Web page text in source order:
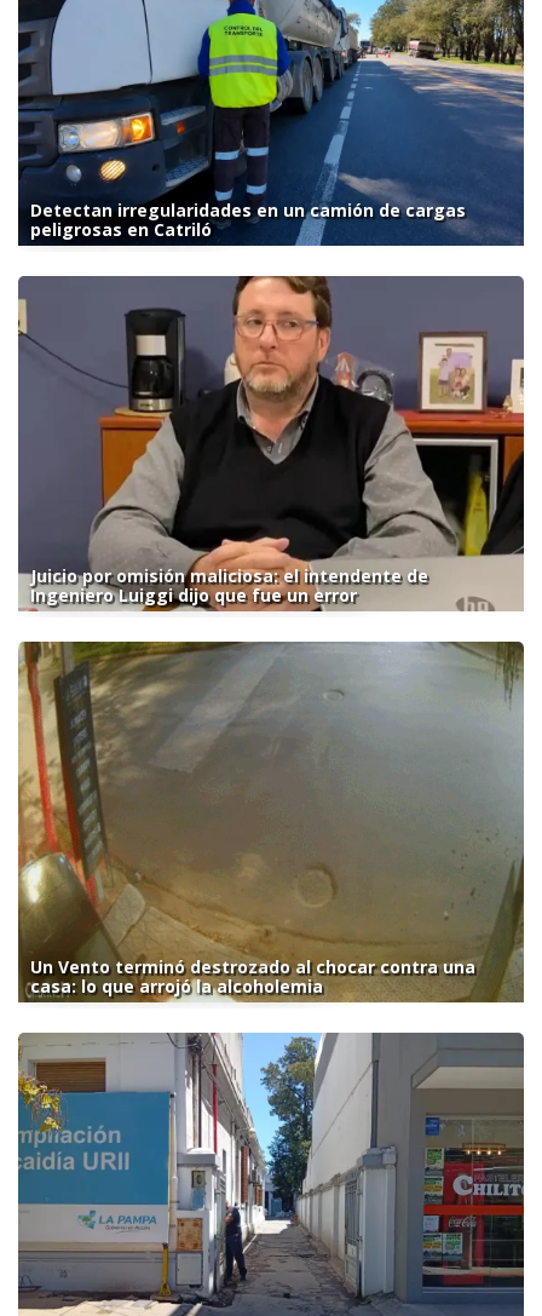
Detectan irregularidades en un camión de cargas
peligrosas en Catriló
Juicio por omisión maliciosa: el intendente de
Ingeniero Luiggi dijo que fue un error
Un Vento terminó destrozado al chocar contra una
casa: lo que arrojó la alcoholemia